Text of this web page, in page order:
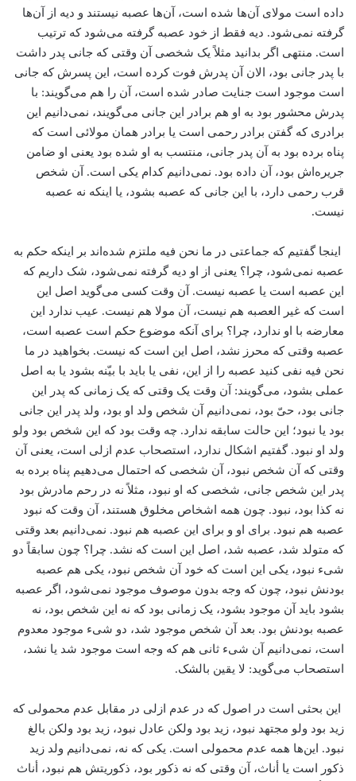
داده است مولای آن‌ها شده است، آن‌ها عصبه نیستند و دیه از آن‌ها
گرفته نمی‌شود. دیه فقط از خود عصبه گرفته می‌شود که ترتیب
است. منتهی اگر بدانید مثلاً یک شخصی آن وقتی که جانی پدر داشت
با پدر جانی بود، الان آن پدرش فوت کرده است، این پسرش که جانی
است موجود است جنایت صادر شده است، آن را هم می‌گویند: با
پدرش محشور بود به او هم برادر این جانی می‌گویند، نمی‌دانیم این
برادری که گفتن برادر رحمی است یا برادر همان مولائی است که
پناه برده بود به آن پدر جانی، منتسب به او شده بود یعنی او ضامن
جریره‌اش بود، آن داده بود. نمی‌دانیم کدام یکی است. آن شخص
قرب رحمی دارد، با این جانی که عصبه بشود، یا اینکه نه عصبه
نیست.
اینجا گفتیم که جماعتی در ما نحن فیه ملتزم شده‌اند بر اینکه حکم به
عصبه نمی‌شود، چرا؟ یعنی از او دیه گرفته نمی‌شود، شک داریم که
این عصبه است یا عصبه نیست. آن وقت کسی می‌گوید اصل این
است که غیر العصبه هم نیست، آن مولا هم نیست. عیب ندارد این
معارضه با او ندارد، چرا؟ برای آنکه موضوع حکم است عصبه است،
عصبه وقتی که محرز نشد، اصل این است که نیست. بخواهید در ما
نحن فیه نفی کنید عصبه را از این، نفی یا باید با بیّنه بشود یا به اصل
عملی بشود، می‌گویند: آن وقت یک وقتی که یک زمانی که پدر این
جانی بود، حیّ بود، نمی‌دانیم آن شخص ولد او بود، ولد پدر این جانی
بود یا نبود؛ این حالت سابقه ندارد. چه وقت بود که این شخص بود ولو
ولد او نبود. گفتیم اشکال ندارد، استصحاب عدم ازلی است، یعنی آن
وقتی که آن شخص نبود، آن شخصی که احتمال می‌دهیم پناه برده به
پدر این شخص جانی، شخصی که او نبود، مثلاً نه در رحم مادرش بود
نه کذا بود، نبود. چون همه اشخاص مخلوق هستند، آن وقت که نبود
عصبه هم نبود. برای او و برای این عصبه هم نبود. نمی‌دانیم بعد وقتی
که متولد شد، عصبه شد، اصل این است که نشد. چرا؟ چون سابقاً دو
شیء نبود، یکی این است که خود آن شخص نبود، یکی هم عصبه
بودنش نبود، چون که وجه بدون موصوف موجود نمی‌شود، اگر عصبه
بشود باید آن موجود بشود، یک زمانی بود که نه این شخص بود، نه
عصبه بودنش بود. بعد آن شخص موجود شد، دو شیء موجود معدوم
است، نمی‌دانیم آن شیء ثانی هم که وجه است موجود شد یا نشد،
استصحاب می‌گوید: لا یقین بالشک.
این بحثی است در اصول که در عدم ازلی در مقابل عدم محمولی که
زید بود ولو مجتهد نبود، زید بود ولکن عادل نبود، زید بود ولکن بالغ
نبود. این‌ها همه عدم محمولی است. یکی که نه، نمی‌دانیم ولد زید
ذکور است یا أناث، آن وقتی که نه ذکور بود، ذکوریتش هم نبود، أناث